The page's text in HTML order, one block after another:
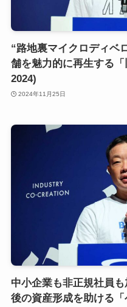
“路地裏マイクロディベ
舗を魅力的に再生する
2024)
2024年11月25日
中小企業も非正規社員
後の資産形成を助ける